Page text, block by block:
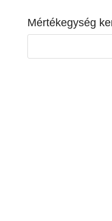
Mértékegység